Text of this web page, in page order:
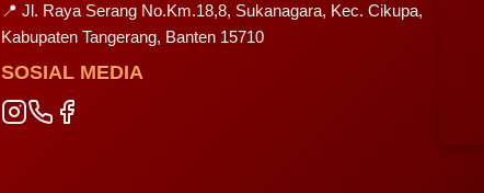
📍 Jl. Raya Serang No.Km.18,8, Sukanagara, Kec. Cikupa,
Kabupaten Tangerang, Banten 15710
SOSIAL MEDIA